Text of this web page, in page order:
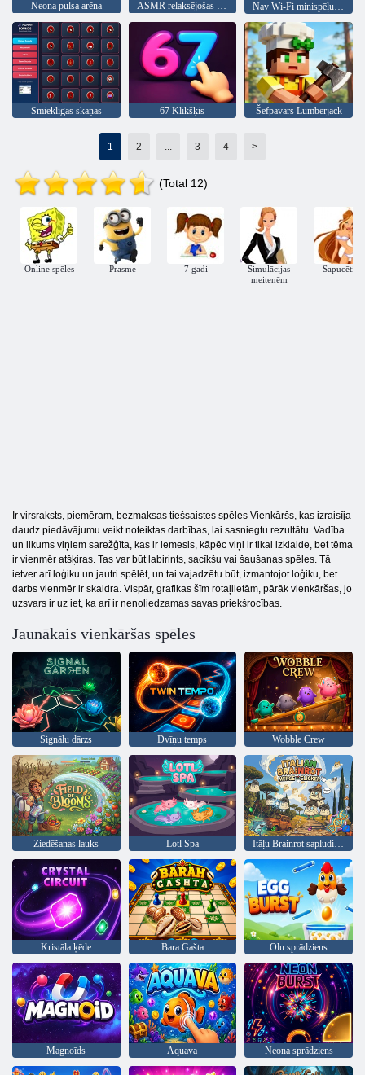
Neona pulsa arēna Nav Wi-Fi minispēļu 2025
Smieklīgas skaņas 67 Klikšķis Šefpavārs Lumberjack
1 2 3 4 >
(Total 12)
Online spēles Prasme 7 gadi
Simulācijas
meitenēm
Sapucēties
Ir virsraksts, piemēram, bezmaksas tiešsaistes spēles Vienkāršs, kas izraisīja
daudz piedāvājumu veikt noteiktas darbības, lai sasniegtu rezultātu. Vadība
un likums viņiem sarežģīta, kas ir iemesls, kāpēc viņi ir tikai izklaide, bet tēma
ir vienmēr atšķiras. Tas var būt labirints, sacīkšu vai šaušanas spēles. Tā
ietver arī loģiku un jautri spēlēt, un tai vajadzētu būt, izmantojot loģiku, bet
darbs vienmēr ir skaidra. Vispār, grafikas šīm rotaļlietām, pārāk vienkāršas, jo
uzsvars ir uz iet, ka arī ir nenoliedzamas savas priekšrocības.
Jaunākais vienkāršas spēles
Signālu dārzs Dvīņu temps Wobble Crew
Ziedēšanas lauks Lotl Spa
Kristāla ķēde Bara Gašta Olu sprādziens
Magnoīds Aquava Neona sprādziens